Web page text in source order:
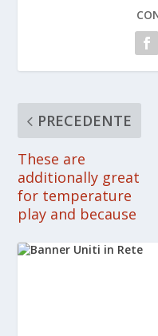
PRECEDENTE
These are
additionally great
for temperature
play and because